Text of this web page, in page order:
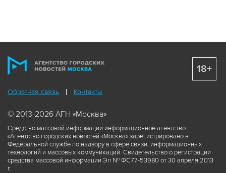
Обратная связь Контакты
© 2013-2026 АГН «Москва»
Средство массовой информации информационное агентство
«Агентство городских новостей «Москва» зарегистрировано в
Федеральной службе по надзору в сфере связи, информационных
технологий и массовых коммуникаций. Свидетельство о регистрации
средства массовой информации Эл № ФС77-53980 от 30 апреля 2013
г.
18+